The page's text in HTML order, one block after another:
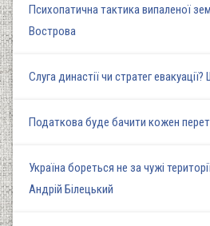
Психопатична тактика випаленої
Вострова
Слуга династії чи стратег
Податкова буде бачити кожен
Україна бореться не за чужі
Андрій Білецький